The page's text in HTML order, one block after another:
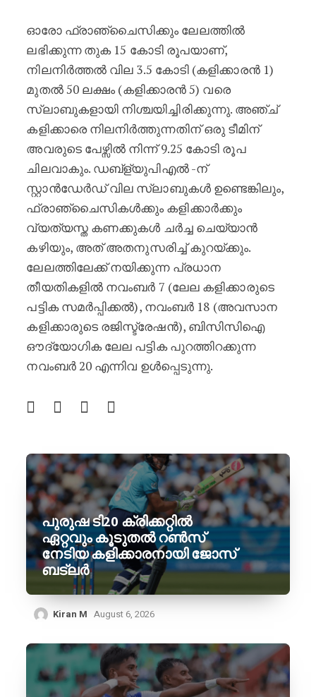
ഓരോ ഫ്രാഞ്ചൈസിക്കും ലേലത്തിൽ
ലഭിക്കുന്ന തുക 15 കോടി രൂപയാണ്,
നിലനിർത്തൽ വില 3.5 കോടി (കളിക്കാരൻ 1)
മുതൽ 50 ലക്ഷം (കളിക്കാരൻ 5) വരെ
സ്ലാബുകളായി നിശ്ചയിച്ചിരിക്കുന്നു. അഞ്ച്
കളിക്കാരെ നിലനിർത്തുന്നതിന് ഒരു ടീമിന്
അവരുടെ പേഴ്സിൽ നിന്ന് 9.25 കോടി രൂപ
ചിലവാകും. ഡബ്ള്യുപിഎൽ -ന്
സ്റ്റാൻഡേർഡ് വില സ്ലാബുകൾ ഉണ്ടെങ്കിലും,
ഫ്രാഞ്ചൈസികൾക്കും കളിക്കാർക്കും
വ്യത്യസ്ത കണക്കുകൾ ചർച്ച ചെയ്യാൻ
കഴിയും, അത് അതനുസരിച്ച് കുറയ്ക്കും.
ലേലത്തിലേക്ക് നയിക്കുന്ന പ്രധാന
തീയതികളിൽ നവംബർ 7 (ലേല കളിക്കാരുടെ
പട്ടിക സമർപ്പിക്കൽ), നവംബർ 18 (അവസാന
കളിക്കാരുടെ രജിസ്ട്രേഷൻ), ബിസിസിഐ
ഔദ്യോഗിക ലേല പട്ടിക പുറത്തിറക്കുന്ന
നവംബർ 20 എന്നിവ ഉൾപ്പെടുന്നു.
പുരുഷ ടി20 ക്രിക്കറ്റിൽ
ഏറ്റവും കൂടുതൽ റൺസ്
നേടിയ കളിക്കാരനായി ജോസ്
ബട്‌ലർ
Kiran M August 6, 2026